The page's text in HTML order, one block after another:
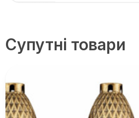
Супутні товари